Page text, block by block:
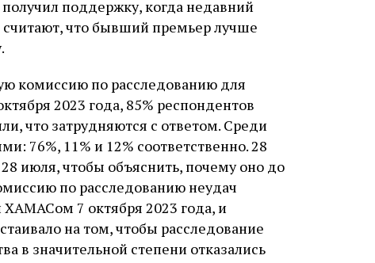
поддержку, когда недавний
считают, что бывший премьер лучше
комиссию по расследованию для
2023 года, 85% респондентов
что затрудняются с ответом. Среди
76%, 11% и 12% соответственно. 28
июля, чтобы объяснить, почему оно до
по расследованию неудач
7 октября 2023 года, и
на том, чтобы расследование
в значительной степени отказались